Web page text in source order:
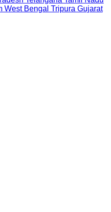
West Bengal Tripura Gujarat